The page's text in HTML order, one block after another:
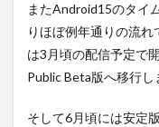
またAndroid15のタイ
りほぼ例年通りの流
は3月頃の配信予定で
Public Beta版へ移行し
そして6月頃には安定